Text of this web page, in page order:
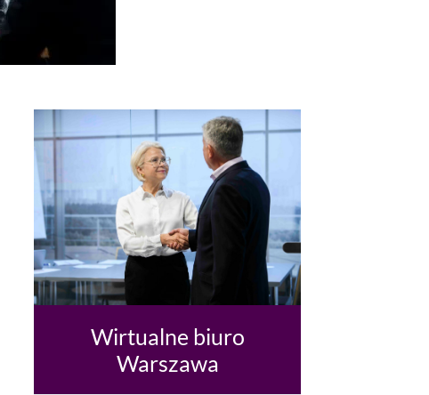
Wirtualne biuro
Warszawa